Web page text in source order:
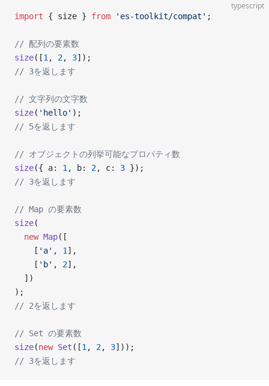
typescript
import { size } from 'es-toolkit/compat' ;
// 配列の要素数
size([1 , 2, 3]);
// 3を返します
// 文字列の文字数
size( 'hello' );
// 5を返します
// オブジェクトの列挙可能なプロパティ数
size({ a: 1 , b: 2, c: 3 });
// 3を返します
// Map の要素数
size(
  new
Map([
    [
'a' , 1 ],
    [
'b' , 2],
  ])
);
// 2を返します
// Set の要素数
size(new Set ([1 , 2, 3]));
// 3を返します